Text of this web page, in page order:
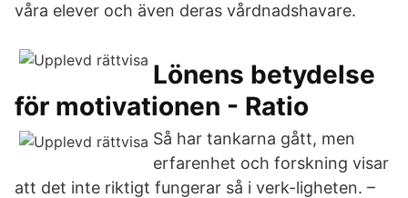
våra elever och även deras vårdnadshavare.
Lönens betydelse
för motivationen - Ratio
Så har tankarna gått, men
erfarenhet och forskning visar
att det inte riktigt fungerar så i verk-ligheten. –